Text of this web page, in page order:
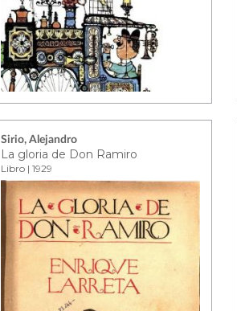
Sirio, Alejandro
La gloria de Don Ramiro
Libro | 1929